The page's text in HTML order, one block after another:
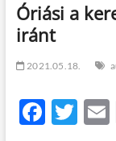
Óriási a
iránt
2021.05.18.
F T